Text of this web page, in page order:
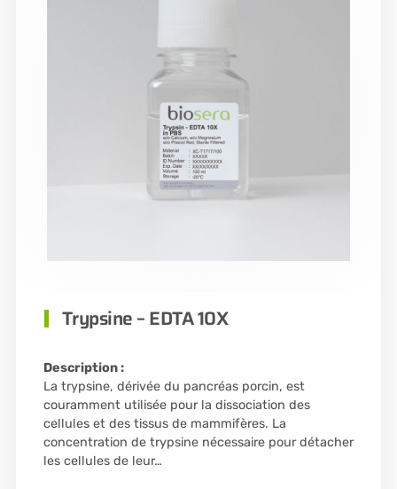
Trypsine – EDTA 10X
Description :
La trypsine, dérivée du pancréas porcin, est
couramment utilisée pour la dissociation des
cellules et des tissus de mammifères. La
concentration de trypsine nécessaire pour détacher
les cellules de leur…